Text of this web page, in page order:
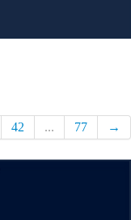
42 ... 77 →